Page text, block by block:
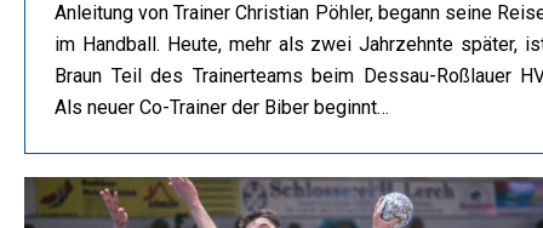
Anleitung von Trainer Christian Pöhler, begann seine
im Handball. Heute, mehr als zwei Jahrzehnte später,
Braun Teil des Trainerteams beim Dessau-Roßlauer
Als neuer Co-Trainer der Biber beginnt…